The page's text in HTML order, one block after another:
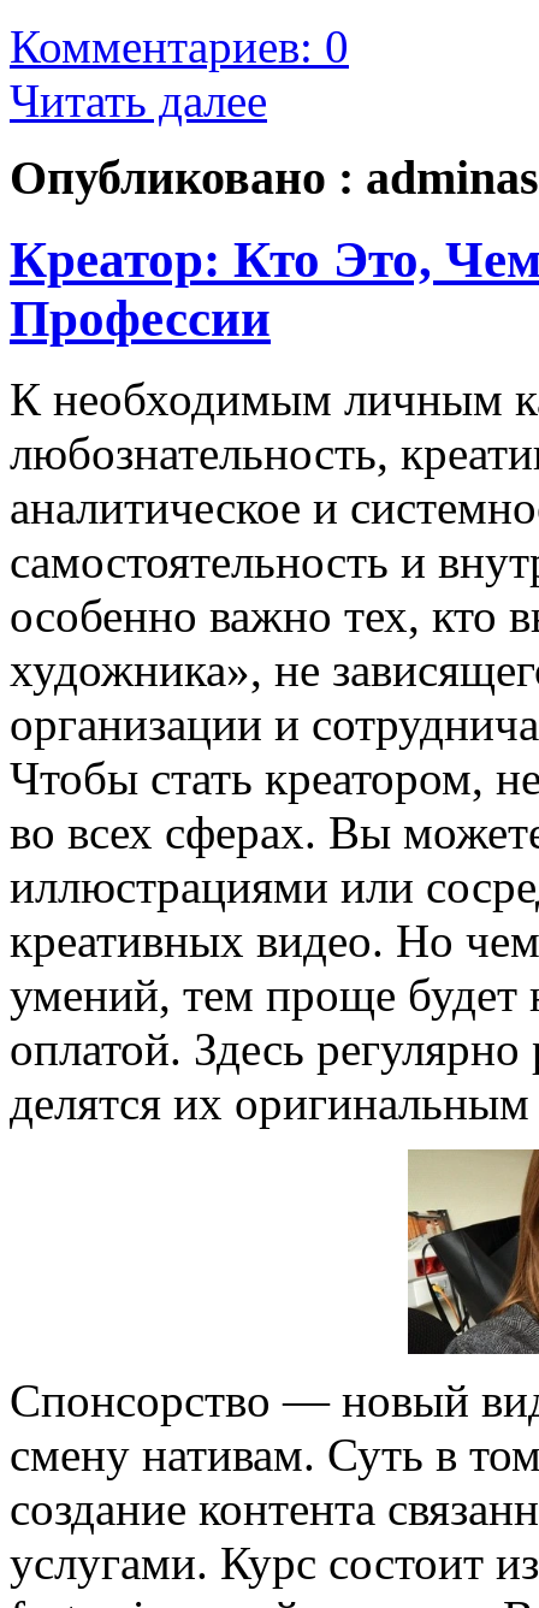
Комментариев: 0
Читать далее
Опубликовано :
Креатор: Кто Это,
Профессии
К необходимым личным
любознательность,
аналитическое и
самостоятельность и
особенно важно тех, кто
художника», не
организации и
Чтобы стать креатором,
во всех сферах. Вы
иллюстрациями или
креативных видео. Но
умений, тем проще будет
оплатой. Здесь
делятся их
Спонсорство — новый
смену нативам. Суть в
создание контента
услугами. Курс состоит